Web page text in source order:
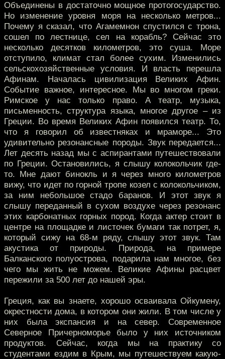
Объединены в достаточно мощное протогосударство.
Но изменение уровня моря на несколько метров...
Почему я сказал, что Агамемнон спустился с трона,
сошел по лестнице, сел на корабль? Сейчас это
несколько десятков километров, это суша. Море
отступило, климат стал более сухим. Изменились
сельскохозяйственные условия. И власть перешла
Афинам. Началась цивилизация Великих Афин.
Событие важное, интересное. Мы во многом греки.
Римское у нас только право. А театр, музыка,
письменность, структура языка, многое другое – из
Греции. Во время Великих Афин появился театр. То,
что я говорил об известняках и мраморе... Это
удивительно резонансные породы. Звук передается...
Лет десять назад мы с аспирантами путешествовали
по Греции. Остановились, я слышу колокольчик где-
то. Мне дают бинокль и я через много километров
вижу, что идет по горной тропе козел с колокольчиком,
за ним небольшое стадо баранов. И этот звук я
слышу переданный в сухом воздухе через резонанс
этих карбонатных горных пород. Когда актер стоит в
центре на площадке и листочек бумаги так потрет, я,
который сижу на 68-м ряду, слышу этот звук. Там
акустика от природы. Природа, на примере
Балканского полуострова, подарила нам многое, без
чего мы жить не можем. Великие Афины расцвет
пережили за 500 лет до нашей эры.
Греция, как вы знаете, хорошо осваивала Ойкумену,
окрестности дома, в котором они жили. В том числе у
них была экспансия и на север. Современное
Северное Причерноморье было у них источником
продуктов. Сейчас, когда мы на практику со
студентами ездим в Крым, мы путешествуем какую-